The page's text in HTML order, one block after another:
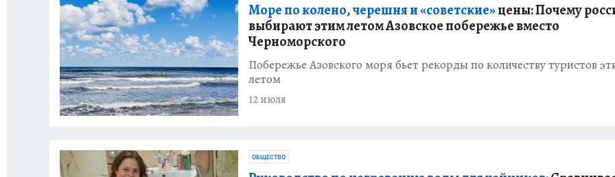
Море по колено, черешня и «советские»цены: Почему
выбирают этим летом Азовское побережье вместо
Черноморского
Побережье Азовского моря бьет рекорды по количеству туристов
летом
12 июля
ОБЩЕСТВО